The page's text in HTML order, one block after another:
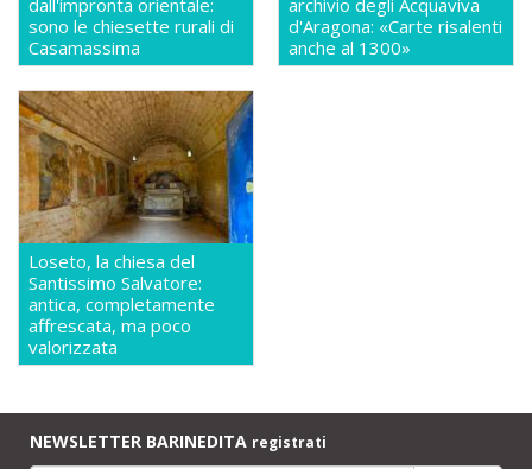
dall'impronta orientale:
sono le chiesette rurali di
Casamassima
archivio degli Acquaviva
d'Aragona: «Carte risalenti
anche al 1300»
Loseto, la chiesa del
Santissimo Salvatore:
antica, completamente
affrescata, ma poco
valorizzata
NEWSLETTER BARINEDITA registrati